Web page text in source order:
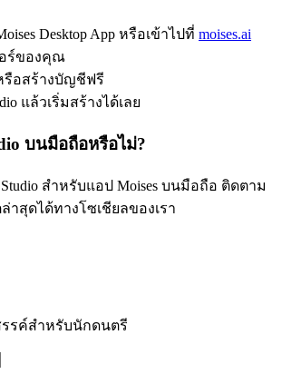
Desktop App หรือเข้าไปที่ moises.ai
อร์ของคุณ
รือสร้างบัญชีฟรี
แล้วเริ่มสร้างได้เลย
บนมือถือหรือไม่?
สำหรับแอป Moises บนมือถือ ติดตาม
าสุดได้ทางโซเชียลของเรา
รรค์สำหรับนักดนตรี